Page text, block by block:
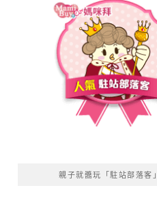
親子就醬玩「駐站部落客」